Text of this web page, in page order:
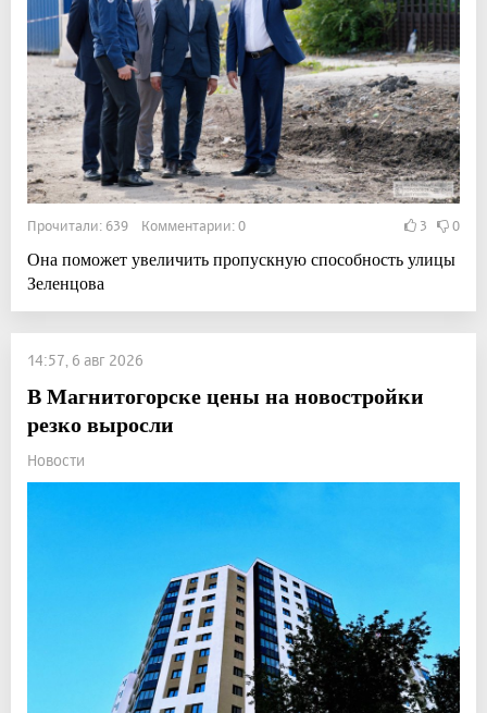
Прочитали: 639 Комментарии: 0 3 0
Она поможет увеличить пропускную способность улицы
Зеленцова
14:57, 6 авг 2026
В Магнитогорске цены на новостройки
резко выросли
Новости